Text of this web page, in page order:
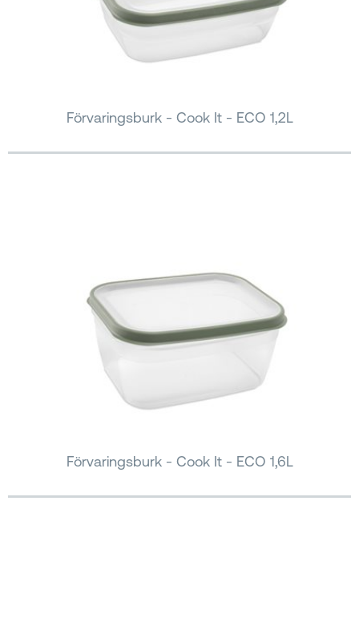
Förvaringsburk - Cook It - ECO 1,2L
Förvaringsburk - Cook It - ECO 1,6L